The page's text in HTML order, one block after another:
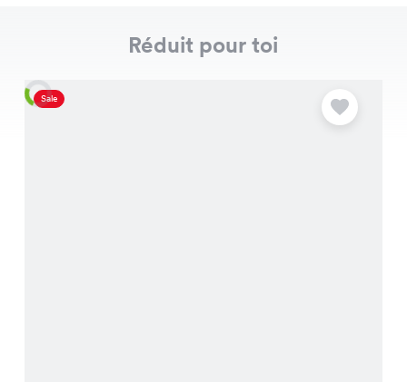
Réduit pour toi
Sale